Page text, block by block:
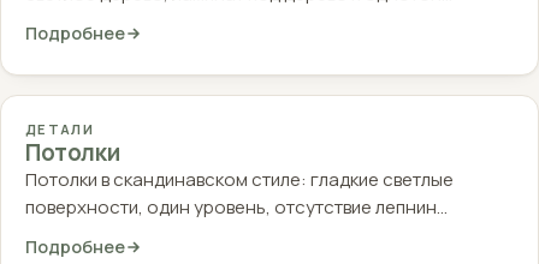
Подробнее
ДЕТАЛИ
Потолки
Потолки в скандинавском стиле: гладкие светлые
поверхности, один уровень, отсутствие лепнин…
Подробнее